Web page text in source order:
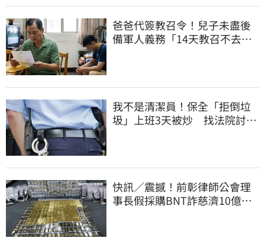
爸爸代簽教召令！兒子未盡後
備軍人義務「14天教召不去」
我不是清潔員！保全「拒倒垃
圾」上班3天被炒 找法院討公
快訊／震撼！前彰律師公會理
事長假採購BNT詐慈濟10億、